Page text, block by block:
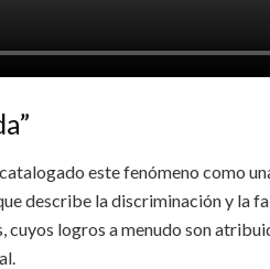
este fenómeno como
describe la discriminación y la
logros a menudo son